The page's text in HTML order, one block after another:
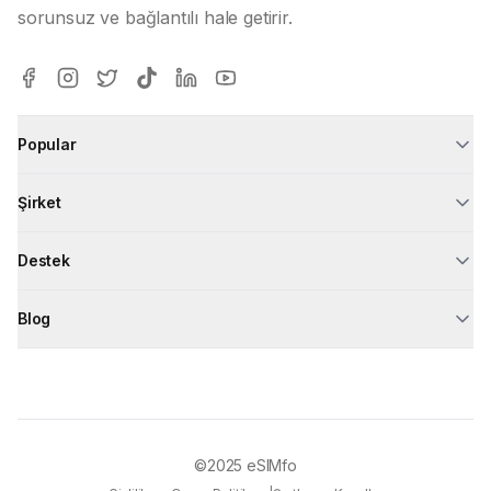
sorunsuz ve bağlantılı hale getirir.
Popular
Şirket
Destek
Blog
©2025 eSIMfo